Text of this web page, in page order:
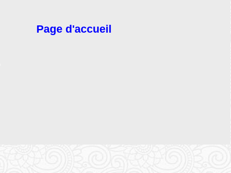
Page d'accueil